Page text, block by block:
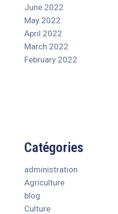
June 2022
May 2022
April 2022
March 2022
February 2022
Catégories
administration
Agriculture
blog
Culture